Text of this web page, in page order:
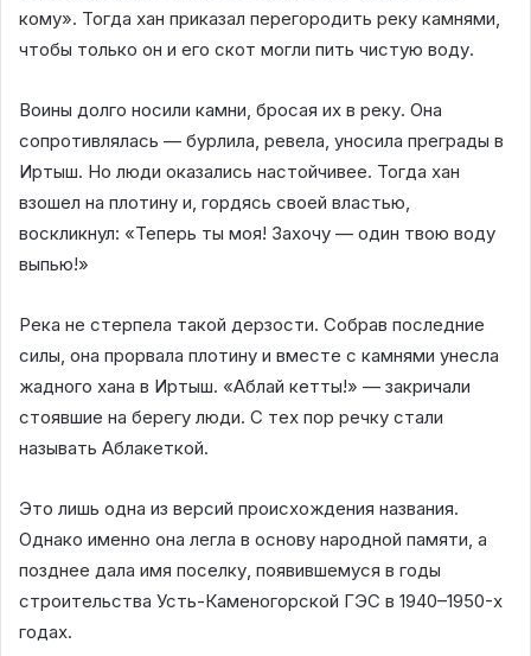
кому». Тогда хан приказал перегородить реку камнями,
чтобы только он и его скот могли пить чистую воду.
Воины долго носили камни, бросая их в реку. Она
сопротивлялась — бурлила, ревела, уносила преграды в
Иртыш. Но люди оказались настойчивее. Тогда хан
взошел на плотину и, гордясь своей властью,
воскликнул: «Теперь ты моя! Захочу — один твою воду
выпью!»
Река не стерпела такой дерзости. Собрав последние
силы, она прорвала плотину и вместе с камнями унесла
жадного хана в Иртыш. «Аблай кетты!» — закричали
стоявшие на берегу люди. С тех пор речку стали
называть Аблакеткой.
Это лишь одна из версий происхождения названия.
Однако именно она легла в основу народной памяти, а
позднее дала имя поселку, появившемуся в годы
строительства Усть-Каменогорской ГЭС в 1940–1950-х
годах.